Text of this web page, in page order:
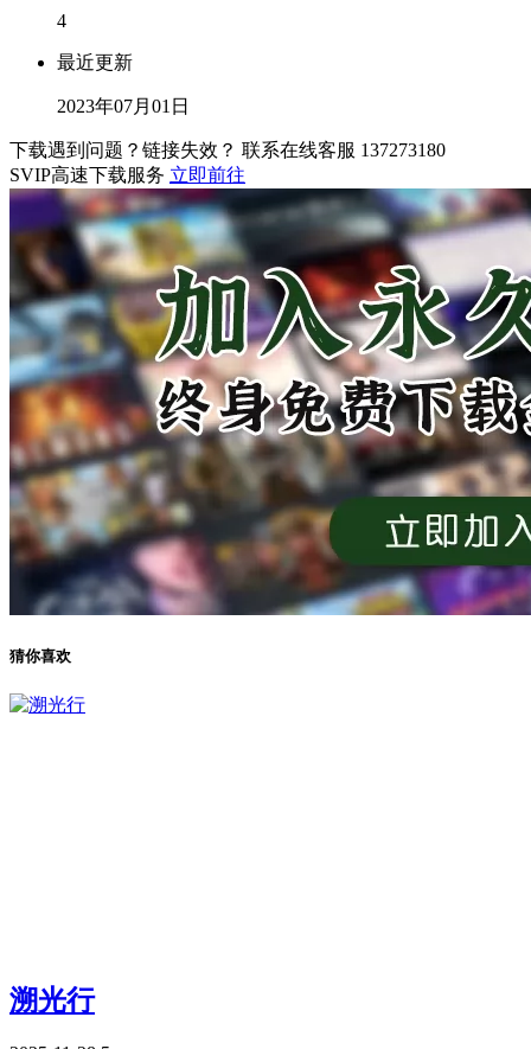
4
最近更新
2023年07月01日
下载遇到问题？链接失效？ 联系在线客服 137273180
SVIP高速下载服务 立即前往
猜你喜欢
溯光行